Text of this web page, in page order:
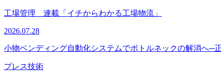
工場管理 連載「イチからわかる工場物流」
2026.07.28
小物ベンディング自動化システムでボトルネックの解消へ─
プレス技術